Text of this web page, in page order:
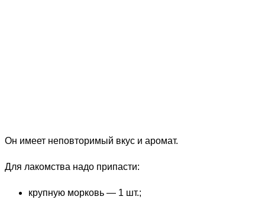
Он имеет неповторимый вкус и аромат.
Для лакомства надо припасти:
крупную морковь — 1 шт.;